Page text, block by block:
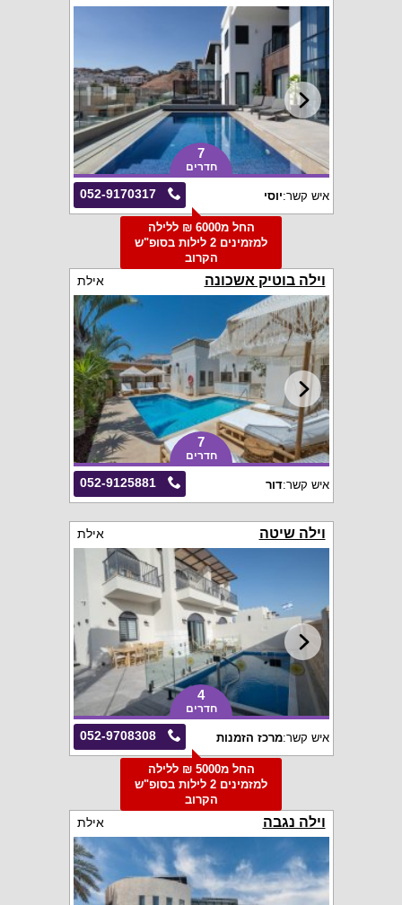
7
חדרים
052-9170317 איש קשר:יוסי
החל מ6000 ₪ ללילה
למזמינים 2 לילות בסופ"ש
הקרוב
וילה בוטיק אשכונה אילת
7
חדרים
052-9125881 איש קשר:דור
וילה שיטה אילת
4
חדרים
052-9708308 איש קשר:מרכז הזמנות
החל מ5000 ₪ ללילה
למזמינים 2 לילות בסופ"ש
הקרוב
וילה נגבה אילת